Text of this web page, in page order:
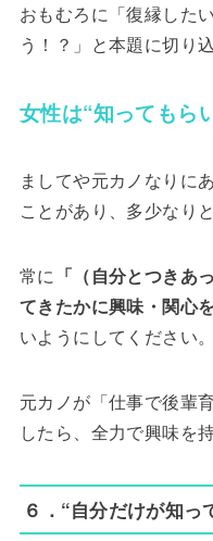
おもむろに「復縁した
う！？」と本題に切り
女性は“知ってもら
ましてや元カノなりに
ことがあり、多少なり
常に 「（自分とつきあ
てきたかに興味・関心を
いようにしてください。
元カノが「仕事で後輩
したら、全力で興味を
６．“自分だけが知っ